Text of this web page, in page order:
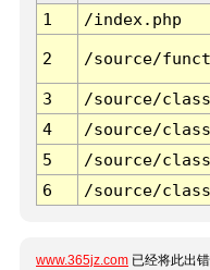
1
/index.php
2 /source/
3 /source/
4
/source/
5
/source/
6
/source/
www.365jz.com 已经将此出